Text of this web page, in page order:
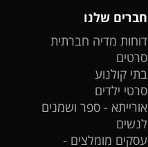
חברים שלנו
דוחות מדיה חברתית
סרטים
בתי קולנוע
סרטי ילדים
אורייתא - ספר ושמנים
לנשים
עסקים מומלצים -